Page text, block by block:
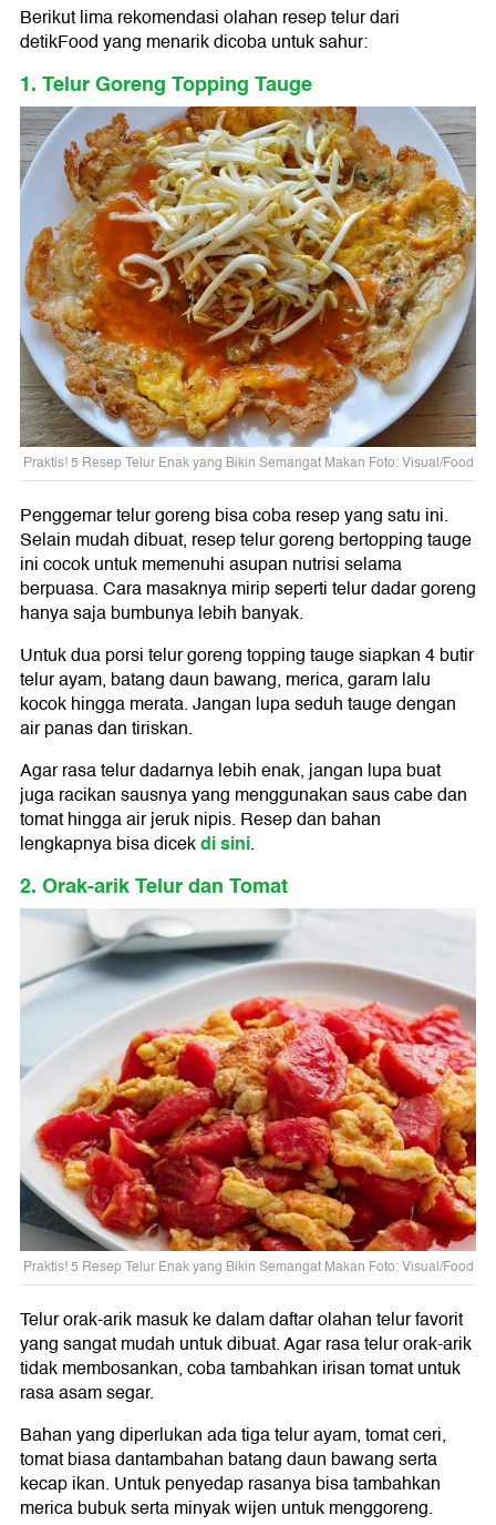
Berikut lima rekomendasi olahan resep telur dari
detikFood yang menarik dicoba untuk sahur:
1. Telur Goreng Topping Tauge
Praktis! 5 Resep Telur Enak yang Bikin Semangat Makan Foto: Visual/Food
Penggemar telur goreng bisa coba resep yang satu ini.
Selain mudah dibuat, resep telur goreng bertopping tauge
ini cocok untuk memenuhi asupan nutrisi selama
berpuasa. Cara masaknya mirip seperti telur dadar goreng
hanya saja bumbunya lebih banyak.
Untuk dua porsi telur goreng topping tauge siapkan 4 butir
telur ayam, batang daun bawang, merica, garam lalu
kocok hingga merata. Jangan lupa seduh tauge dengan
air panas dan tiriskan.
Agar rasa telur dadarnya lebih enak, jangan lupa buat
juga racikan sausnya yang menggunakan saus cabe dan
tomat hingga air jeruk nipis. Resep dan bahan
lengkapnya bisa dicekdi sini.
2. Orak-arik Telur dan Tomat
Praktis! 5 Resep Telur Enak yang Bikin Semangat Makan Foto: Visual/Food
Telur orak-arik masuk ke dalam daftar olahan telur favorit
yang sangat mudah untuk dibuat. Agar rasa telur orak-arik
tidak membosankan, coba tambahkan irisan tomat untuk
rasa asam segar.
Bahan yang diperlukan ada tiga telur ayam, tomat ceri,
tomat biasa dantambahan batang daun bawang serta
kecap ikan. Untuk penyedap rasanya bisa tambahkan
merica bubuk serta minyak wijen untuk menggoreng.